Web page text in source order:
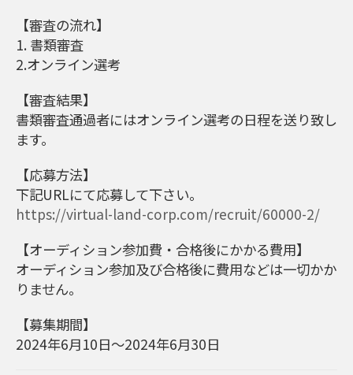
【審査の流れ】
1. 書類審査
2.オンライン選考
【審査結果】
書類審査通過者にはオンライン選考の日程を送り致し
ます。
【応募方法】
下記URLにて応募して下さい。
https://virtual-land-corp.com/recruit/60000-2/
【オーディション参加費・合格後にかかる費用】
オーディション参加及び合格後に費用などは一切かか
りません。
【募集期間】
2024年6月10日～2024年6月30日